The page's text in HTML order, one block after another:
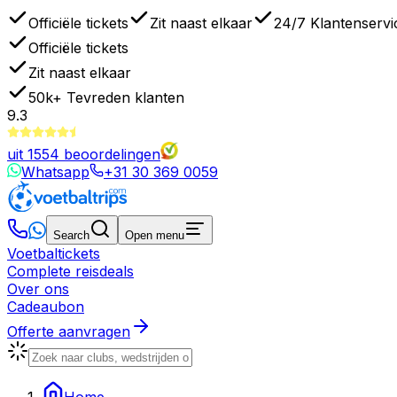
Officiële tickets Zit naast elkaar
24/7
Officiële tickets
Zit naast elkaar
50k+ Tevreden klanten
9.3
uit 1554 beoordelingen
Whatsapp
+31 30 369 0059
Search Open menu
Voetbaltickets
Complete reisdeals
Over ons
Cadeaubon
Offerte aanvragen